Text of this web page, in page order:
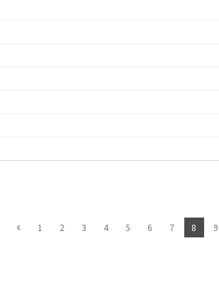
1 2 3 4 5 6 7 8 9